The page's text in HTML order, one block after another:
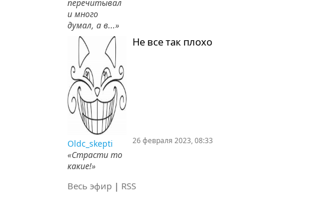
перечитывал
и много
думал, а в...»
Не все так плохо
Oldc_skepti
«Страсти то
какие!»
26 февраля 2023, 08:33
Весь эфир | RSS